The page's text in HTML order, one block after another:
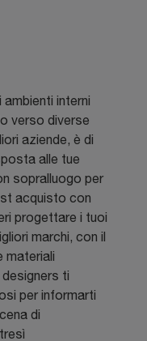
interni
verso diverse
aziende, è di
alle tue
sopralluogo per
acquisto con
progettare i tuoi
marchi, con il
materiali
ti
per informarti
di